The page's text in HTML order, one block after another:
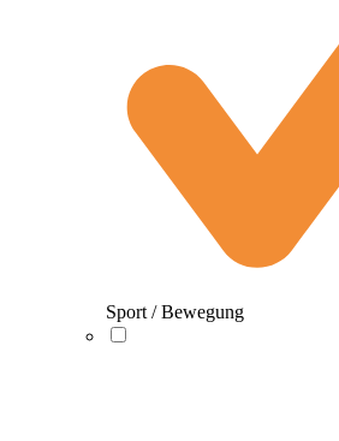
Sport / Bewegung